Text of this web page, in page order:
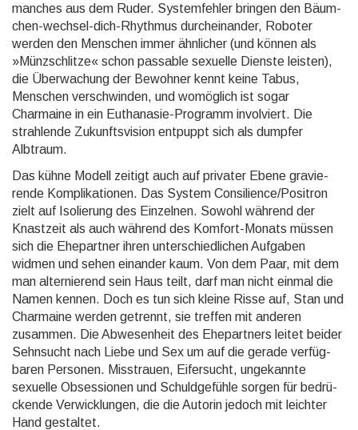
manches aus dem Ruder. Systemfehler bringen den Bäum­
chen-wechsel-dich-Rhythmus durcheinander, Roboter
werden den Menschen immer ähn­licher (und können als
»Münz­schlitze« schon passable sexuelle Dienste leisten),
die Über­wachung der Bewoh­ner kennt keine Tabus,
Menschen verschwin­den, und womög­lich ist sogar
Charmaine in ein Euthanasie-Programm involviert. Die
strahlende Zukunfts­vision entpuppt sich als dumpfer
Albtraum.
Das kühne Modell zeitigt auch auf privater Ebene gravie­
rende Komplika­tionen. Das System Consilience/Positron
zielt auf Isolierung des Einzelnen. Sowohl während der
Knastzeit als auch während des Komfort-Monats müssen
sich die Ehe­partner ihren unter­schied­lichen Aufgaben
widmen und sehen einander kaum. Von dem Paar, mit dem
man alter­nierend sein Haus teilt, darf man nicht einmal die
Namen kennen. Doch es tun sich kleine Risse auf, Stan und
Charmaine werden getrennt, sie treffen mit anderen
zusammen. Die Ab­wesen­heit des Ehe­partners leitet beider
Sehn­sucht nach Liebe und Sex um auf die gerade verfüg­
baren Personen. Misstrauen, Eifersucht, unge­kannte
sexuelle Obses­sionen und Schuld­gefühle sorgen für bedrü­
ckende Verwick­lungen, die die Autorin jedoch mit leichter
Hand gestaltet.